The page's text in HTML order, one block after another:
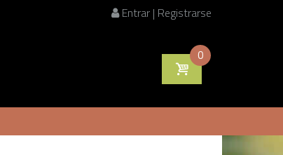
Entrar | Registrarse
0